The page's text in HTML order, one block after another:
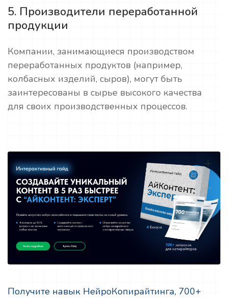
5. Производители переработанной
продукции
Компании, занимающиеся производством
переработанных продуктов (например,
колбасных изделий, сыров), могут быть
заинтересованы в сырье высокого качества
для своих производственных процессов.
Получите навык НейроКопирайтинга, 700+